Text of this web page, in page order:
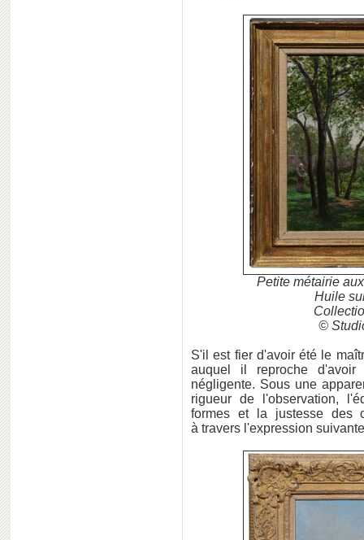
Petite métairie
Huile
©
S'il est fier d'avoir été le
auquel il reproche d'avoir
négligente. Sous une
rigueur de l'observation,
formes et la justesse des
à travers l'expression